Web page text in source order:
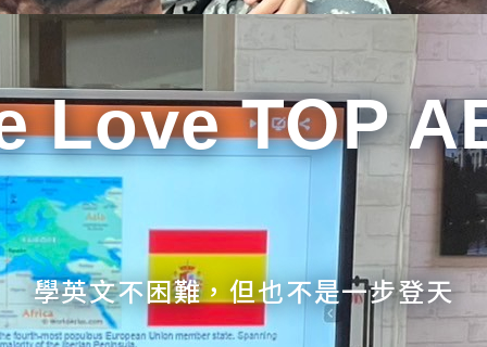
Love TOP
學英文不困難，但也不是一步登天